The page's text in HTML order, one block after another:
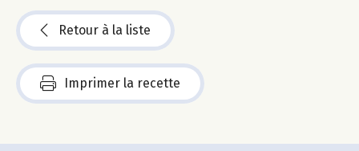
Retour à la liste
Imprimer la recette